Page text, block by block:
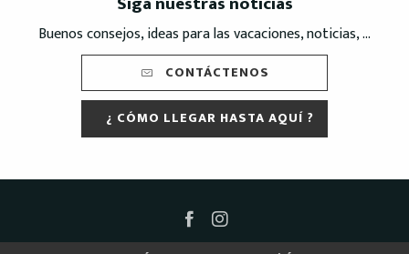
Buenos consejos, ideas para las vacaciones, noticias, ...
CONTÁCTENOS
¿ CÓMO LLEGAR HASTA AQUÍ ?